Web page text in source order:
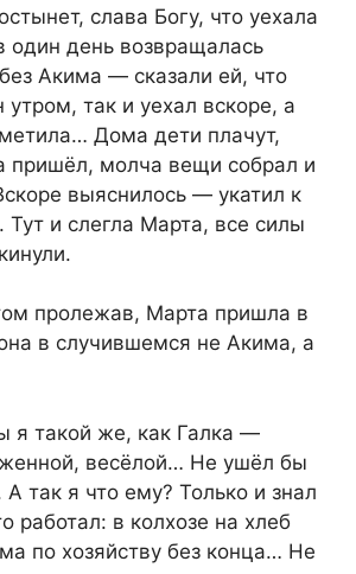
слава Богу, что уехала
один день возвращалась
Акима — сказали ей, что
утром, так и уехал вскоре, а
Дома дети плачут,
пришёл, молча вещи собрал и
выяснилось — укатил к
Тут и слегла Марта, все силы
пролежав, Марта пришла в
в случившемся не Акима, а
я такой же, как Галка —
весёлой… Не ушёл бы
так я что ему? Только и знал
работал: в колхозе на хлеб
по хозяйству без конца… Не